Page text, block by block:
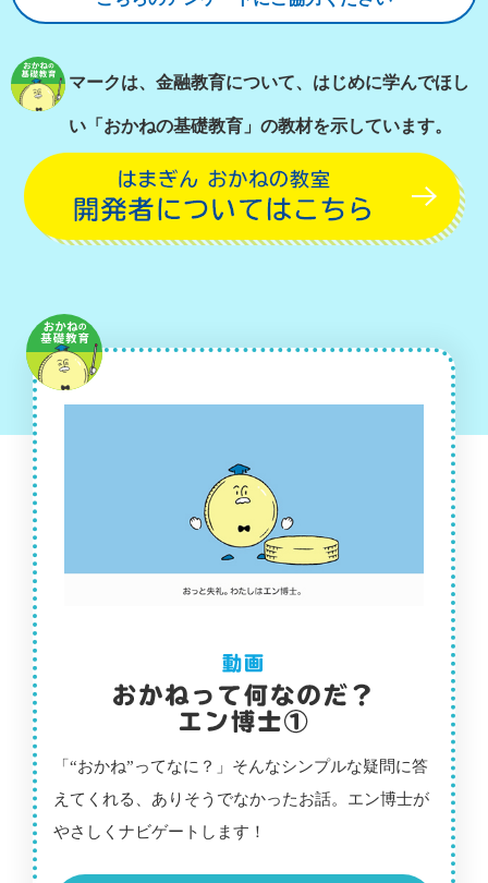
マークは、金融教育について、はじめに学んでほし
い「おかねの基礎教育」の教材を示しています。
「“おかね”ってなに？」そんなシンプルな疑問に答
えてくれる、ありそうでなかったお話。エン博士が
やさしくナビゲートします！